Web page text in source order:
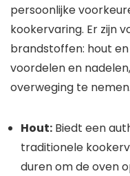
persoonlijke
kookervaring. Er zijn
brandstoffen: hout
voordelen en
overweging te nemen.
Hout: Biedt een
traditionele
duren om de oven